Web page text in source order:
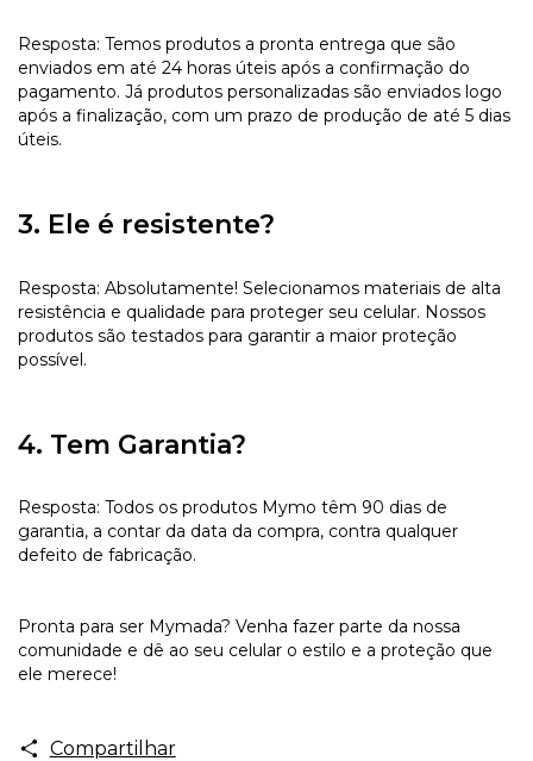
Resposta: Temos produtos a pronta entrega que são
enviados em até 24 horas úteis após a confirmação do
pagamento. Já produtos personalizadas são enviados logo
após a finalização, com um prazo de produção de até 5 dias
úteis.
3. Ele é resistente?
Resposta: Absolutamente! Selecionamos materiais de alta
resistência e qualidade para proteger seu celular. Nossos
produtos são testados para garantir a maior proteção
possível.
4. Tem Garantia?
Resposta: Todos os produtos Mymo têm 90 dias de
garantia, a contar da data da compra, contra qualquer
defeito de fabricação.
Pronta para ser Mymada? Venha fazer parte da nossa
comunidade e dê ao seu celular o estilo e a proteção que
ele merece!
Compartilhar